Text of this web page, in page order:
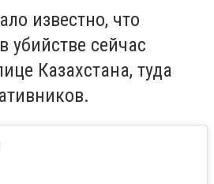
известно, что
убийстве сейчас
Казахстана, туда